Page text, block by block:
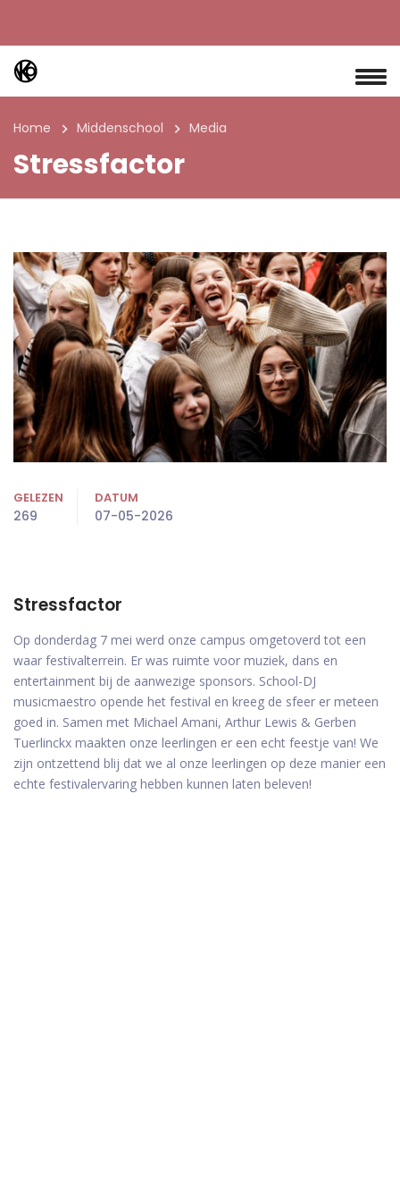
Home Middenschool Media
Stressfactor
GELEZEN
269
DATUM
07-05-2026
Stressfactor
Op donderdag 7 mei werd onze campus omgetoverd tot een
waar festivalterrein. Er was ruimte voor muziek, dans en
entertainment bij de aanwezige sponsors. School-DJ
musicmaestro opende het festival en kreeg de sfeer er meteen
goed in. Samen met Michael Amani, Arthur Lewis & Gerben
Tuerlinckx maakten onze leerlingen er een echt feestje van! We
zijn ontzettend blij dat we al onze leerlingen op deze manier een
echte festivalervaring hebben kunnen laten beleven!